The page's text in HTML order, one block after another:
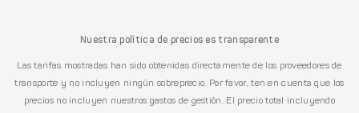
Nuestra política de precios es transparente
Las tarifas mostradas han sido obtenidas directamente de los proveedores de
transporte y no incluyen ningún sobreprecio. Por favor, ten en cuenta que los
precios no incluyen nuestros gastos de gestión. El precio total incluyendo